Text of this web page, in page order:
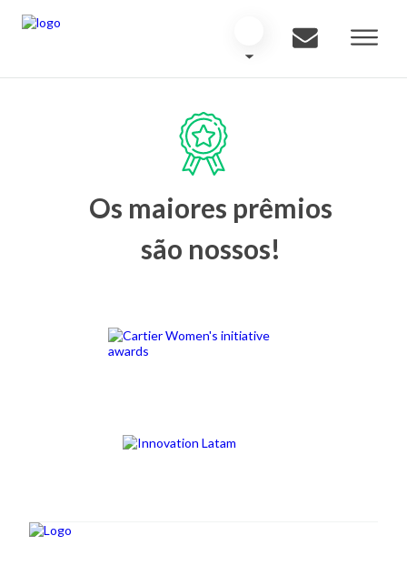
Os maiores prêmios
são nossos!